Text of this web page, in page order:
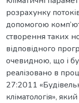
розрахунку
допомогою
створення таких
відповідного
очевидною, що і
реалізовано в
27:2011
кліматологія»,